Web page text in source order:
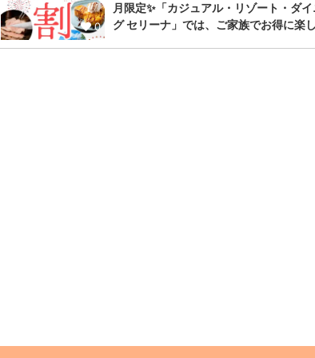
0
月限定✨「カジュアル・リゾート・ダ
グ セリーナ」では、ご家族でお得に楽